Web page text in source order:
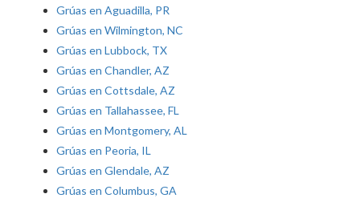
Grúas en Aguadilla, PR
Grúas en Wilmington, NC
Grúas en Lubbock, TX
Grúas en Chandler, AZ
Grúas en Cottsdale, AZ
Grúas en Tallahassee, FL
Grúas en Montgomery, AL
Grúas en Peoria, IL
Grúas en Glendale, AZ
Grúas en Columbus, GA